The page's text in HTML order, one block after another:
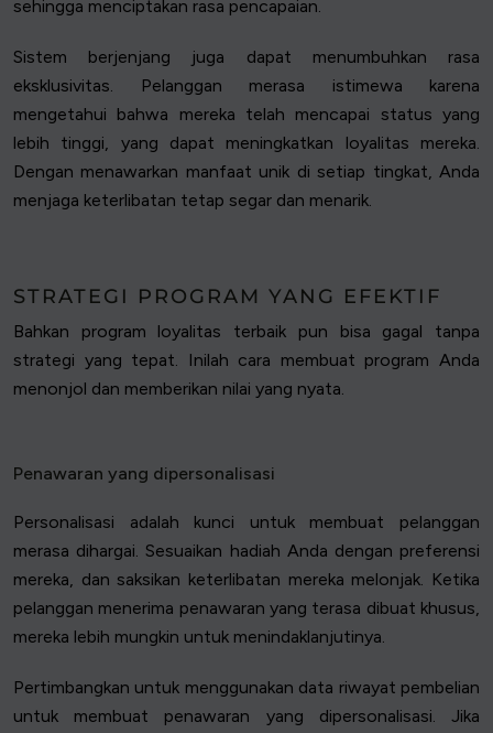
sehingga menciptakan rasa pencapaian.
Sistem berjenjang juga dapat menumbuhkan rasa
eksklusivitas. Pelanggan merasa istimewa karena
mengetahui bahwa mereka telah mencapai status yang
lebih tinggi, yang dapat meningkatkan loyalitas mereka.
Dengan menawarkan manfaat unik di setiap tingkat, Anda
menjaga keterlibatan tetap segar dan menarik.
STRATEGI PROGRAM YANG EFEKTIF
Bahkan program loyalitas terbaik pun bisa gagal tanpa
strategi yang tepat. Inilah cara membuat program Anda
menonjol dan memberikan nilai yang nyata.
Penawaran yang dipersonalisasi
Personalisasi adalah kunci untuk membuat pelanggan
merasa dihargai. Sesuaikan hadiah Anda dengan preferensi
mereka, dan saksikan keterlibatan mereka melonjak. Ketika
pelanggan menerima penawaran yang terasa dibuat khusus,
mereka lebih mungkin untuk menindaklanjutinya.
Pertimbangkan untuk menggunakan data riwayat pembelian
untuk membuat penawaran yang dipersonalisasi. Jika